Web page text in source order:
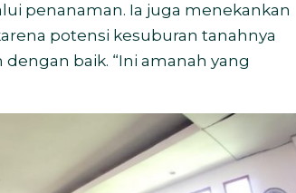
penanaman. Ia juga menekankan
potensi kesuburan tanahnya
baik. “Ini amanah yang